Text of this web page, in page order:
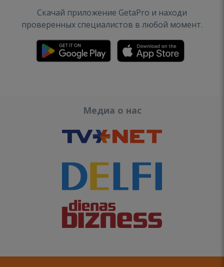
Скачай приложение GetaPro и находи
проверенных специалистов в любой момент.
Медиа о нас